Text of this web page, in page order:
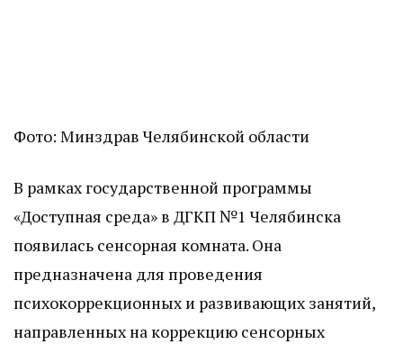
Фото: Минздрав Челябинской области
В рамках государственной программы
«Доступная среда» в ДГКП №1 Челябинска
появилась сенсорная комната. Она
предназначена для проведения
психокоррекционных и развивающих занятий,
направленных на коррекцию сенсорных